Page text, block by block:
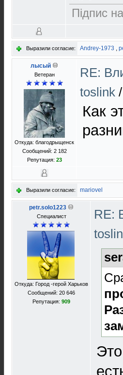
Підпис
Выразили согласие: Andrey-1973 ,
лысый
Ветеран
Откуда: благодрыщенск
Сообщений: 2 182
Репутация: 23
RE:
toslink /
Как
Выразили согласие: mariovel
petr.solo1223
Специалист
Откуда: Город -герой Харьков
Сообщений: 20 646
Репутация: 909
RE: